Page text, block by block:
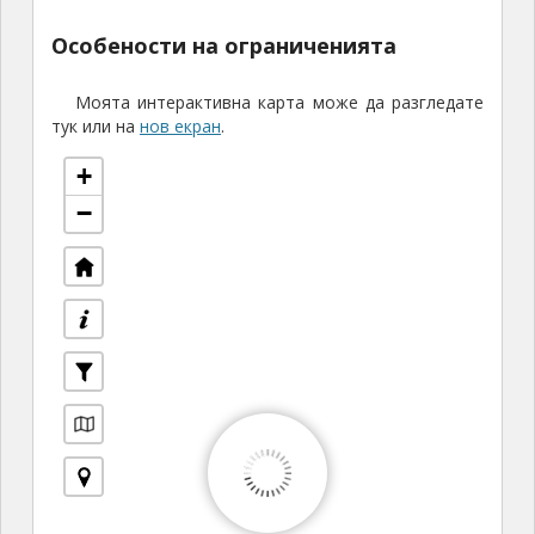
Особености на ограниченията
Моята интерактивна карта може да разгледате
тук или на нов екран.